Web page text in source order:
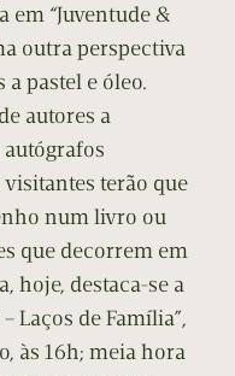
em “Juventude &
outra perspectiva
pastel e óleo.
autores a
autógrafos
visitantes terão que
num livro ou
que decorrem em
hoje, destaca-se a
Laços de Família”,
às 16h; meia hora